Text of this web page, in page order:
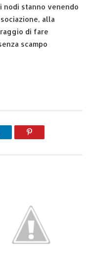
nodi stanno venendo
alla
di fare
scampo